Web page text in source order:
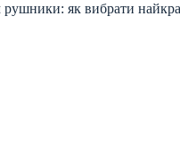
рушники: як вибрати